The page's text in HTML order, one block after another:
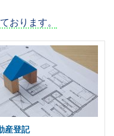
おります。
産登記